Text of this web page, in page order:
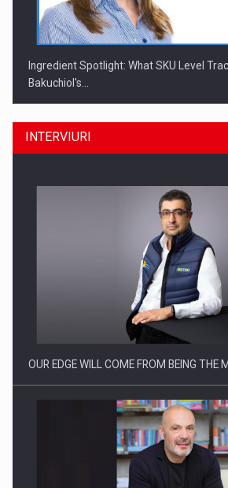
Ingredient Spotlight: What SKU Level
Bakuchiol's…
Producatorii si comerciantii care nu se
INTERVIURI
OUR EDGE WILL COME FROM BEING THE